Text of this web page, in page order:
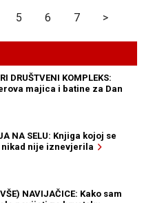
5 6 7 >
DRUŠTVENI KOMPLEKS:
majica i batine za Dan
NA SELU: Knjiga kojoj se
nije iznevjerila
NAVIJAČICE: Kako sam